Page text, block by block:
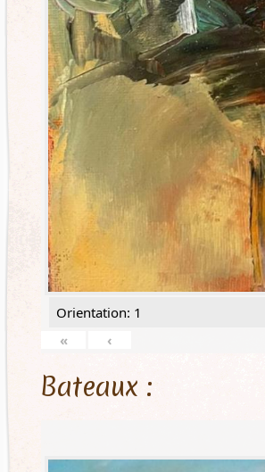
Orientation: 1
«
‹
Bateaux :